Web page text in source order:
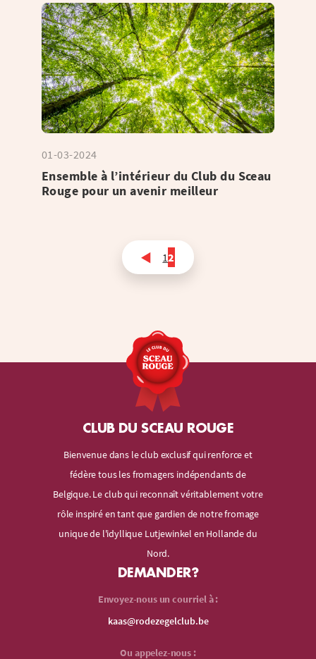
01-03-2024
Ensemble à l’intérieur du Club du Sceau
Rouge pour un avenir meilleur
12
CLUB DU SCEAU ROUGE
Bienvenue dans le club exclusif qui renforce et
fédère tous les fromagers indépendants de
Belgique. Le club qui reconnaît véritablement votre
rôle inspiré en tant que gardien de notre fromage
unique de l'idyllique Lutjewinkel en Hollande du
Nord.
DEMANDER?
Envoyez-nous un courriel à :
kaas@rodezegelclub.be
Ou appelez-nous :